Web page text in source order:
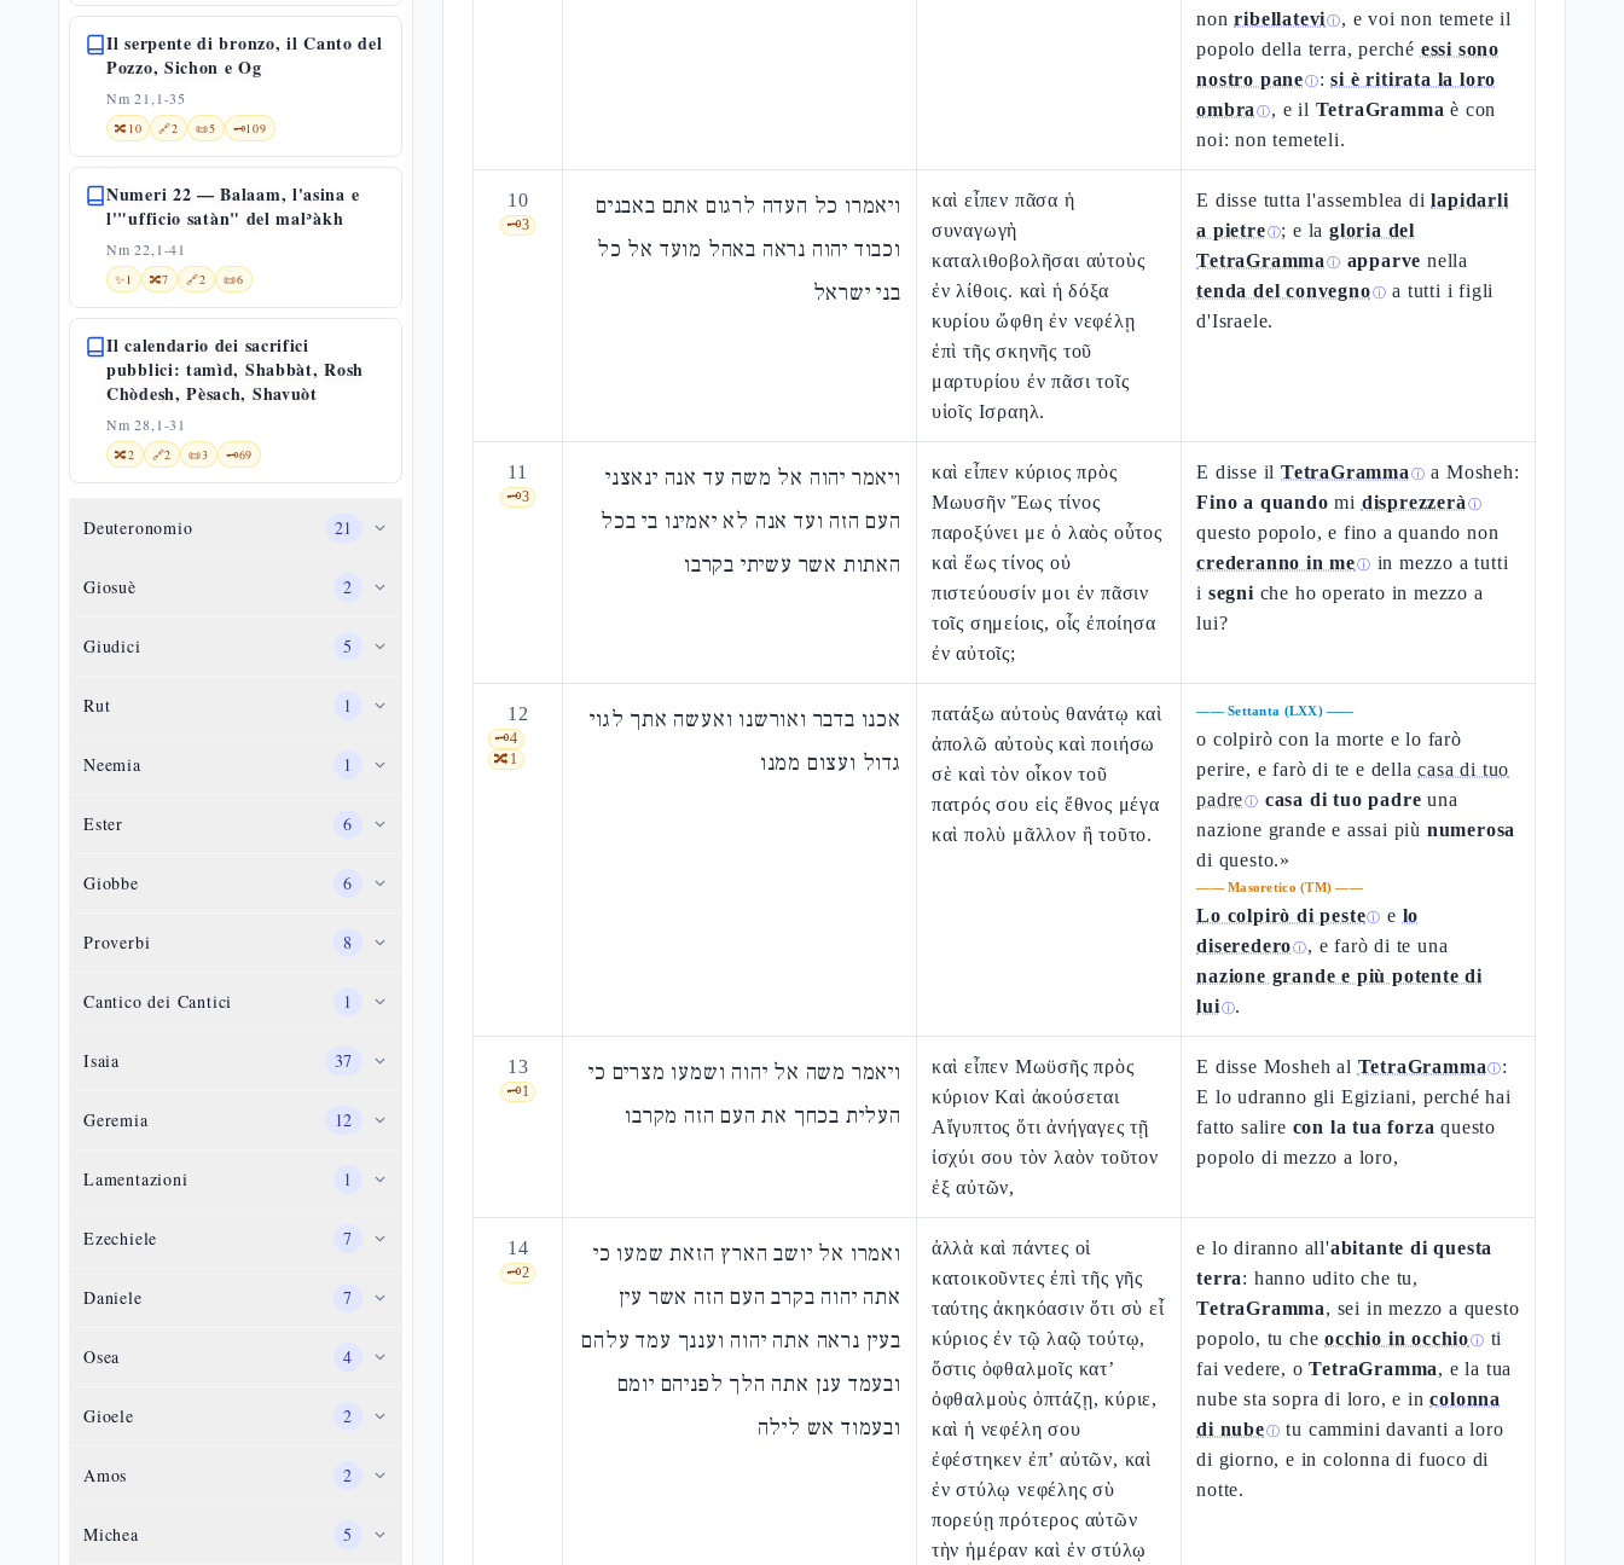
Il serpente di bronzo, il Canto del
Pozzo, Sichon e Og
Nm 21,1-35
🔀10 🔗2 📜5 🗝️109
Numeri 22 — Balaam, l'asina e
l'"ufficio satàn" del malʾàkh
Nm 22,1-41
✨1 🔀7 🔗2 📜6
Il calendario dei sacrifici
pubblici: tamìd, Shabbàt, Rosh
Chòdesh, Pèsach, Shavuòt
Nm 28,1-31
🔀2 🔗2 📜3 🗝️69
Deuteronomio 21
Giosuè 2
Giudici 5
Rut 1
Neemia 1
Ester 6
Giobbe 6
Proverbi 8
Cantico dei Cantici 1
Isaia 37
Geremia 12
Lamentazioni 1
Ezechiele 7
Daniele 7
Osea 4
Gioele 2
Amos 2
Michea 5
nonribellateviⓘ, e voi non temete il
popolo della terra, perché essi sono
nostro paneⓘ:si è ritirata la loro
ombra ⓘ, e il TetraGramma è con
noi: non temeteli.
10
🗝️3
ויאמרו כל העדה לרגום אתם באבנים
וכבוד יהוה נראה באהל מועד אל כל
בני ישראל
καὶ εἶπεν πᾶσα ἡ
συναγωγὴ
καταλιθοβολῆσαι αὐτοὺς
ἐν λίθοις. καὶ ἡ δόξα
κυρίου ὤφθη ἐν νεφέλῃ
ἐπὶ τῆς σκηνῆς τοῦ
μαρτυρίου ἐν πᾶσι τοῖς
υἱοῖς Ισραηλ.
E disse tutta l'assemblea dilapidarli
a pietreⓘ; e lagloria del
TetraGramma ⓘ apparve nella
tenda del convegnoⓘ a tutti i figli
d'Israele.
11
🗝️3
ויאמר יהוה אל משה עד אנה ינאצני
העם הזה ועד אנה לא יאמינו בי בכל
האתות אשר עשיתי בקרבו
καὶ εἶπεν κύριος πρὸς
Μωυσῆν Ἕως τίνος
παροξύνει με ὁ λαὸς οὗτος
καὶ ἕως τίνος οὐ
πιστεύουσίν μοι ἐν πᾶσιν
τοῖς σημείοις, οἷς ἐποίησα
ἐν αὐτοῖς;
E disse ilTetraGramma ⓘ a Mosheh:
Fino a quando mi disprezzerà ⓘ
questo popolo, e fino a quando non
crederanno in meⓘ in mezzo a tutti
i segni che ho operato in mezzo a
lui?
12
🗝️4
🔀1
אכנו בדבר ואורשנו ואעשה אתך לגוי
גדול ועצום ממנו
πατάξω αὐτοὺς θανάτῳ καὶ
ἀπολῶ αὐτοὺς καὶ ποιήσω
σὲ καὶ τὸν οἶκον τοῦ
πατρός σου εἰς ἔθνος μέγα
καὶ πολὺ μᾶλλον ἢ τοῦτο.
——Settanta (LXX)——
o colpirò con la morte e lo farò
perire, e farò di te e dellacasa di tuo
padreⓘ casa di tuo padre una
nazione grande e assai più numerosa
di questo.»
——Masoretico (TM) ——
Lo colpirò di pesteⓘ e lo
diserederoⓘ, e farò di te una
nazione grande e più potente di
luiⓘ.
13
🗝️1
ויאמר משה אל יהוה ושמעו מצרים כי
העלית בכחך את העם הזה מקרבו
καὶ εἶπεν Μωϋσῆς πρὸς
κύριον Καὶ ἀκούσεται
Αἴγυπτος ὅτι ἀνήγαγες τῇ
ἰσχύι σου τὸν λαὸν τοῦτον
ἐξ αὐτῶν,
E disse Mosheh al TetraGramma ⓘ:
E lo udranno gli Egiziani, perché hai
fatto salire con la tua forza questo
popolo di mezzo a loro,
14
🗝️2
ואמרו אל יושב הארץ הזאת שמעו כי
אתה יהוה בקרב העם הזה אשר עין
בעין נראה אתה יהוה ועננך עמד עלהם
ובעמד ענן אתה הלך לפניהם יומם
ובעמוד אש לילה
ἀλλὰ καὶ πάντες οἱ
κατοικοῦντες ἐπὶ τῆς γῆς
ταύτης ἀκηκόασιν ὅτι σὺ εἶ
κύριος ἐν τῷ λαῷ τούτῳ,
ὅστις ὀφθαλμοῖς κατ’
ὀφθαλμοὺς ὀπτάζῃ, κύριε,
καὶ ἡ νεφέλη σου
ἐφέστηκεν ἐπ’ αὐτῶν, καὶ
ἐν στύλῳ νεφέλης σὺ
πορεύῃ πρότερος αὐτῶν
τὴν ἡμέραν καὶ ἐν στύλῳ
e lo diranno all'abitante di questa
terra: hanno udito che tu,
TetraGramma, sei in mezzo a questo
popolo, tu cheocchio in occhioⓘ ti
fai vedere, oTetraGramma, e la tua
nube sta sopra di loro, e incolonna
di nubeⓘ tu cammini davanti a loro
di giorno, e in colonna di fuoco di
notte.